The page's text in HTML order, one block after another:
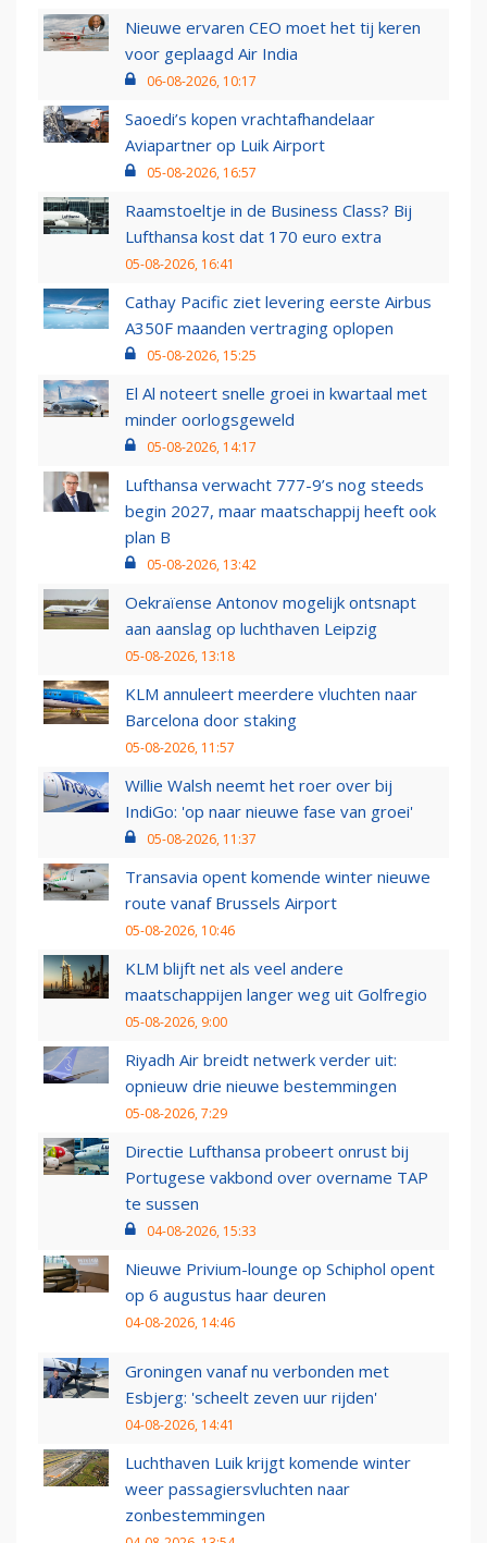
Nieuwe ervaren CEO moet het tij keren
voor geplaagd Air India
06-08-2026, 10:17
Saoedi’s kopen vrachtafhandelaar
Aviapartner op Luik Airport
05-08-2026, 16:57
Raamstoeltje in de Business Class? Bij
Lufthansa kost dat 170 euro extra
05-08-2026, 16:41
Cathay Pacific ziet levering eerste Airbus
A350F maanden vertraging oplopen
05-08-2026, 15:25
El Al noteert snelle groei in kwartaal met
minder oorlogsgeweld
05-08-2026, 14:17
Lufthansa verwacht 777-9’s nog steeds
begin 2027, maar maatschappij heeft ook
plan B
05-08-2026, 13:42
Oekraïense Antonov mogelijk ontsnapt
aan aanslag op luchthaven Leipzig
05-08-2026, 13:18
KLM annuleert meerdere vluchten naar
Barcelona door staking
05-08-2026, 11:57
Willie Walsh neemt het roer over bij
IndiGo: 'op naar nieuwe fase van groei'
05-08-2026, 11:37
Transavia opent komende winter nieuwe
route vanaf Brussels Airport
05-08-2026, 10:46
KLM blijft net als veel andere
maatschappijen langer weg uit Golfregio
05-08-2026, 9:00
Riyadh Air breidt netwerk verder uit:
opnieuw drie nieuwe bestemmingen
05-08-2026, 7:29
Directie Lufthansa probeert onrust bij
Portugese vakbond over overname TAP
te sussen
04-08-2026, 15:33
Nieuwe Privium-lounge op Schiphol opent
op 6 augustus haar deuren
04-08-2026, 14:46
Groningen vanaf nu verbonden met
Esbjerg: 'scheelt zeven uur rijden'
04-08-2026, 14:41
Luchthaven Luik krijgt komende winter
weer passagiersvluchten naar
zonbestemmingen